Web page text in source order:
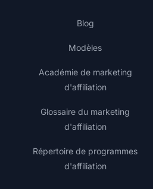
Blog
Modèles
Académie de marketing
d'affiliation
Glossaire du marketing
d'affiliation
Répertoire de programmes
d'affiliation